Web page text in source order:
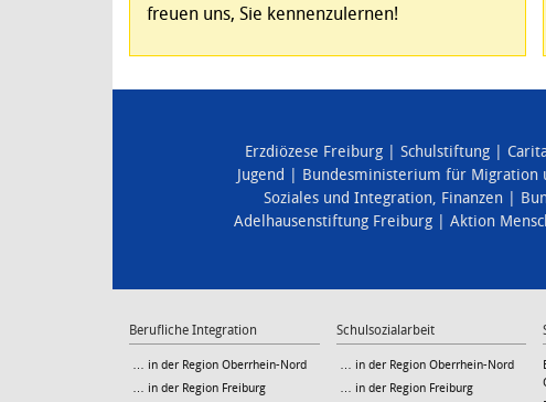
freuen uns, Sie kennenzulernen!
Erzdiözese Freiburg
Schulstiftung
Jugend
Bundesministerium für Migration
Soziales und Integration, Finanzen
Adelhausenstiftung Freiburg
Aktion
Berufliche Integration
… in der Region Oberrhein-Nord
… in der Region Freiburg
Schulsozialarbeit
… in der Region Oberrhein-Nord
… in der Region Freiburg